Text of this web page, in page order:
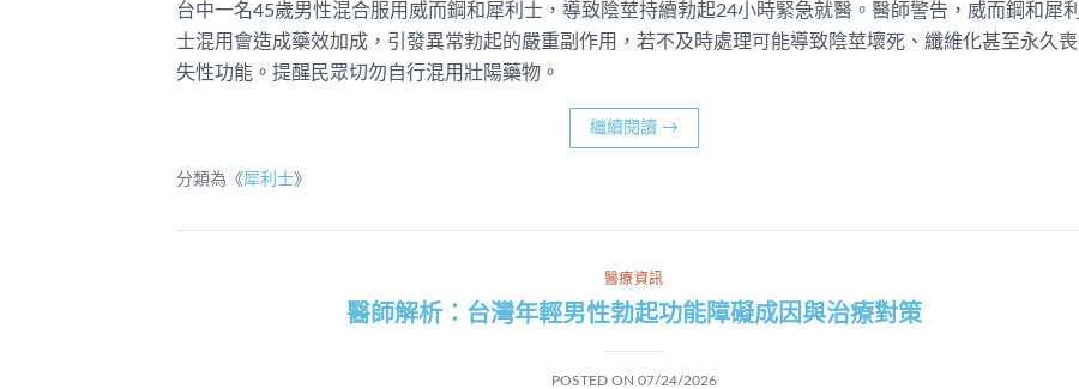
台中一名45歲男性混合服用威而鋼和犀利士，導致陰莖持續勃起24小時緊急就醫。醫師警告，威而鋼和犀利
士混用會造成藥效加成，引發異常勃起的嚴重副作用，若不及時處理可能導致陰莖壞死、纖維化甚至永久喪
失性功能。提醒民眾切勿自行混用壯陽藥物。
繼續閱讀 →
分類為《犀利士》
醫療資訊
醫師解析：台灣年輕男性勃起功能障礙成因與治療對策
POSTED ON 07/24/2026